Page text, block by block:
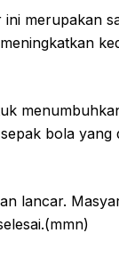
ini merupakan
bola yang
lancar.